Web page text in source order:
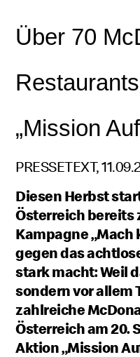
Über 70
„Mission
PRESSETEXT,
Diesen Herbst
Österreich bereits
Kampagne „Mach
gegen das
stark macht: Weil
sondern vor allem
zahlreiche
Österreich am 20.
Aktion „Mission